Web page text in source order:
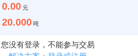
0.00 元
20.000 吨
您没有登录，不能参与交易